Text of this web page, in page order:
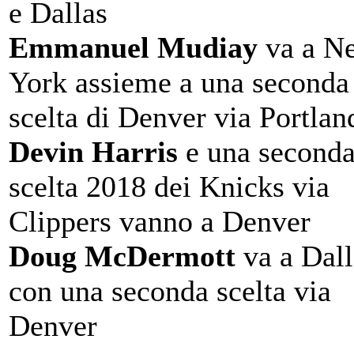
e Dallas
Emmanuel Mudiay va a
York assieme a una seconda
scelta di Denver via
Devin Harris e una
scelta 2018 dei Knicks via
Clippers vanno a Denver
Doug McDermott va a
con una seconda scelta via
Denver